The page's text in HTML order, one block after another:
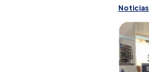
Noticias